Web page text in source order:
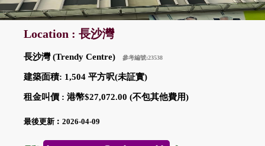
Location : 長沙灣
長沙灣 (Trendy Centre) 參考編號:23538
建築面積: 1,504 平方呎(未証實)
租金叫價 : 港幣$27,072.00 (不包其他費用)
最後更新︰2026-04-09